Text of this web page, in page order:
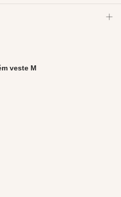
veste M